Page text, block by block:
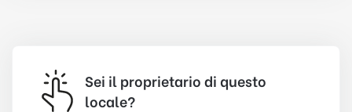
Sei il proprietario di questo
locale?